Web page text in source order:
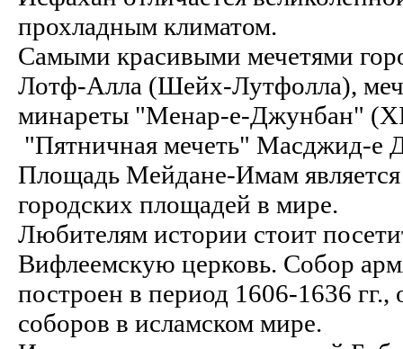
прохладным климатом.
Самыми красивыми мечетями
Лотф-Алла (Шейх-Лутфолла),
минареты "Менар-е-Джунбан"
"Пятничная мечеть" Масджид-e
Площадь Мейдане-Имам
городских площадей в мире.
Любителям истории стоит
Вифлеемскую церковь. Собор
построен в период 1606-1636
соборов в исламском мире.